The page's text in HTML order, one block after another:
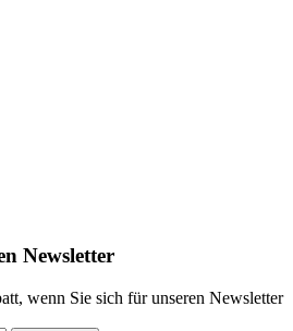
Newsletter
wenn Sie sich für unseren Newsletter